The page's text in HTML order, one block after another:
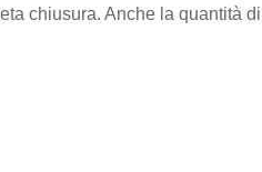
chiusura. Anche la quantità